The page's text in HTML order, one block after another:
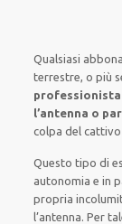
Qualsiasi
terrestre, o più
professionista
l’antenna o
colpa del
Questo tipo di
autonomiaein
propria
l’antenna. Per